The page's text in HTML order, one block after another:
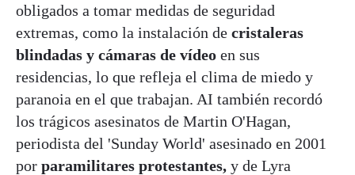
obligados a tomar medidas de seguridad
extremas, como la instalación de cristaleras
blindadas y cámaras de vídeo en sus
residencias, lo que refleja el clima de miedo y
paranoia en el que trabajan. AI también recordó
los trágicos asesinatos de Martin O'Hagan,
periodista del 'Sunday World' asesinado en 2001
por paramilitares protestantes, y de Lyra